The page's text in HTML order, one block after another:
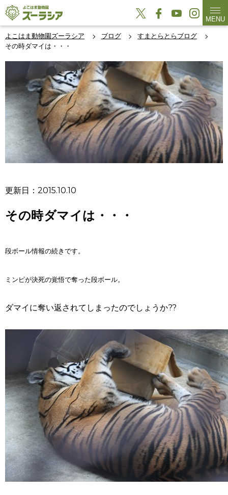
MENU
よこはま動物園ズーラシア ブログ
すまとらとらブログ
その時ダマイは・・・
更新日：2015.10.10
その時ダマイは・・・
段ボール情報の続きです。
ミンピが決死の覚悟で奪った段ボール。
ダマイに奪い返されてしまったのでしょうか??